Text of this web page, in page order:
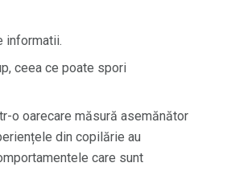
informatii.
ceea ce poate spori
o oarecare măsură asemănător
din copilărie au
care sunt